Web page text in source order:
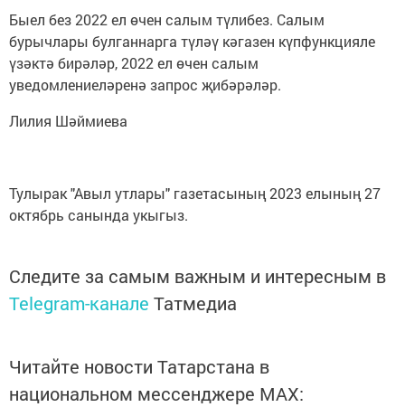
Быел без 2022 ел өчен салым түлибез. Салым
бурычлары булганнарга түләү кәгазен күпфункцияле
үзәктә бирәләр, 2022 ел өчен салым
уведомлениеләренә запрос җибәрәләр.
Лилия Шәймиева
Тулырак "Авыл утлары" газетасының 2023 елының 27
октябрь санында укыгыз.
Следите за самым важным и интересным в
Telegram-канале Татмедиа
Читайте новости Татарстана в
национальном мессенджере MАХ: